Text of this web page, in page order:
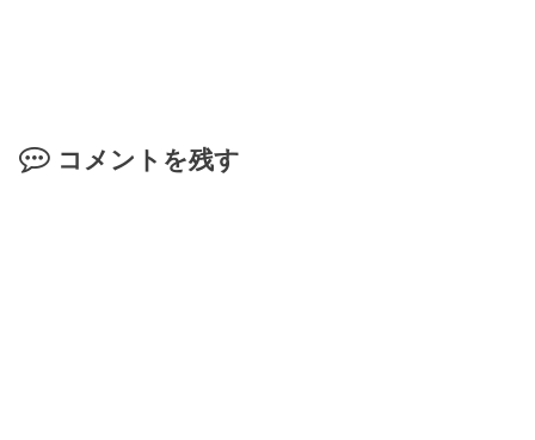
コメントを残す